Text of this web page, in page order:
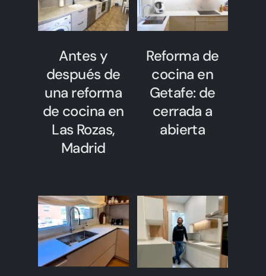
Antes y
después de
una reforma
de cocina en
Las Rozas,
Madrid
Reforma de
cocina en
Getafe: de
cerrada a
abierta